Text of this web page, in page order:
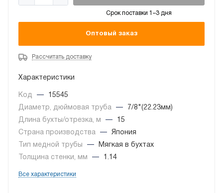
Срок поставки 1–3 дня
Оптовый заказ
Рассчитать доставку
Характеристики
Код —
15545
Диаметр, дюймовая труба
—
7/8"(22.23мм)
Длина бухты/отрезка, м
—
15
Страна производства
—
Япония
Тип медной трубы
—
Мягкая в бухтах
Толщина стенки, мм
— 1.14
Все характеристики